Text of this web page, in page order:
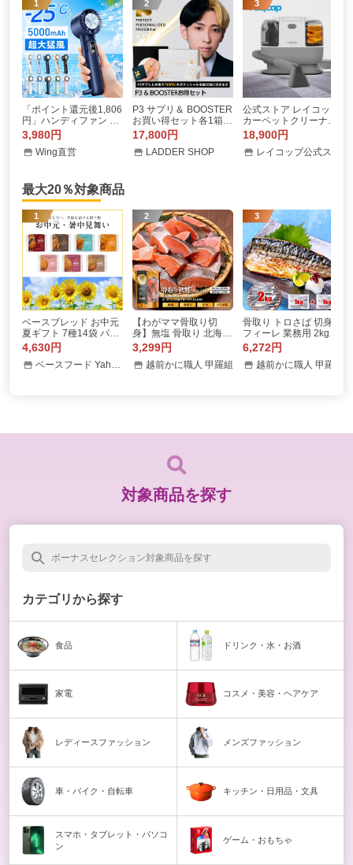
1
「ポイント還元後1,806
円」ハンディファン 携
帯扇風機 冷却プレート
120段階 5000mAh 600
0mAh クーラー 強風 冷
3,980円
Wing直営
2
P3 サプリ＆ BOOSTER
お買い得セット各1箱 n
mn サプリメント 日本
製 ヒカル｜公式 正規品
｜
17,800円
LADDER SHOP
3
公式ストア レイコップ
カーペットクリーナー
リンサー スチームクリ
ーナー カーペット洗浄
温水 車 絨毯 ソファ 除
18,900円
レイコップ公式ストアYahoo!ショッピング店
最大20％対象商品
1
ベースブレッド お中元
夏ギフト 7種14袋 パン
[チョコ、ミルク、スト
ロベリー、さつまい
も、栗あん、こしあ
4,630円
ベースフード Yahoo!ショッピング店
2
【わがママ骨取り切
身】無塩 骨取り 北海道
産 天然 秋鮭 （30g×20
切れ 他）さけ サケ 切
り身 ポイント利用 爆買
3,299円
越前かに職人 甲羅組
3
骨取り トロさば 切身 or
フィーレ 業務用 2kg前
後（1kg×2袋） 訳あり
無塩 or 有塩 骨なし サ
バ 鯖 弁当 朝食 至高グ
6,272円
越前かに職人 甲羅組
対象商品を探す
カテゴリから探す
食品 ドリンク・水・ お酒
家電 コスメ・美容・ ヘアケア
レディース ファッション メンズファッション
車・バイク・ 自転車 キッチン・ 日用品・文具
スマホ・タブレット・パソコ
ン
ゲーム・ おもちゃ